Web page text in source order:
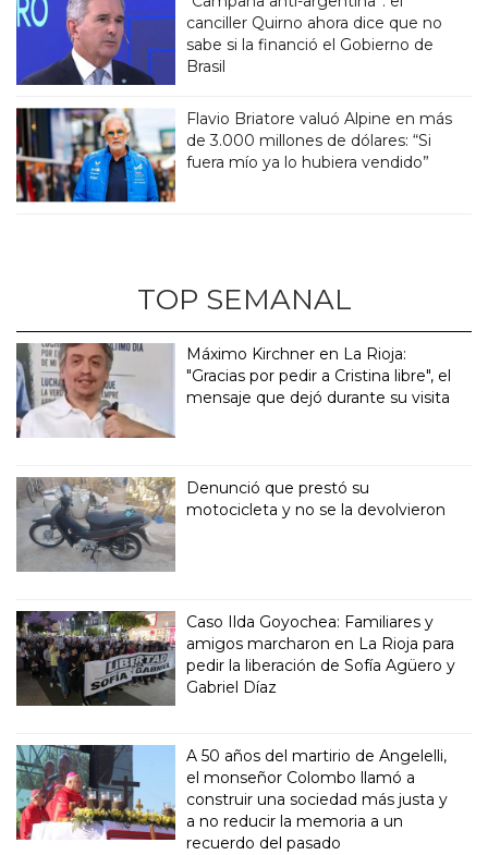
canciller Quirno ahora dice que no
sabe si la financió el Gobierno de
Brasil
Flavio Briatore valuó Alpine en más
de 3.000 millones de dólares: “Si
fuera mío ya lo hubiera vendido”
TOP SEMANAL
Máximo Kirchner en La Rioja:
"Gracias por pedir a Cristina libre", el
mensaje que dejó durante su visita
Denunció que prestó su
motocicleta y no se la devolvieron
Caso Ilda Goyochea: Familiares y
amigos marcharon en La Rioja para
pedir la liberación de Sofía Agüero y
Gabriel Díaz
A 50 años del martirio de Angelelli,
el monseñor Colombo llamó a
construir una sociedad más justa y
a no reducir la memoria a un
recuerdo del pasado